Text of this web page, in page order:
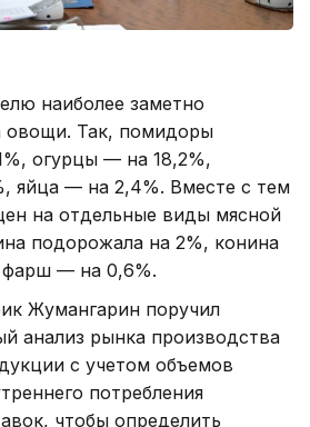
наиболее заметно
овощи. Так, помидоры
огурцы — на 18,2%,
яйца — на 2,4%. Вместе с тем
на отдельные виды мясной
подорожала на 2%, конина
— на 0,6%.
Жумангарин поручил
анализ рынка производства
с учетом объемов
потребления
чтобы определить